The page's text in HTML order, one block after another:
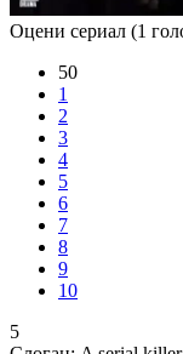
Оцени сериал (1
50
1
2
3
4
5
6
7
8
9
10
5